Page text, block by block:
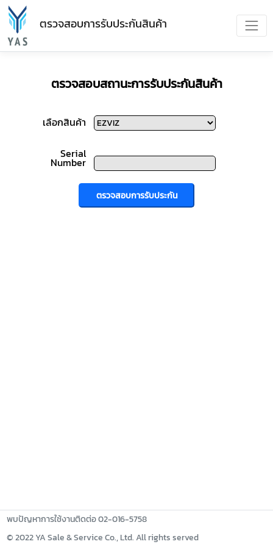
ตรวจสอบการรับประกันสินค้า
ตรวจสอบสถานะการรับประกันสินค้า
เลือกสินค้า
Serial
Number
ตรวจสอบการรับประกัน
พบปัญหาการใช้งานติดต่อ 02-016-5758
© 2022 YA Sale & Service Co., Ltd. All rights served